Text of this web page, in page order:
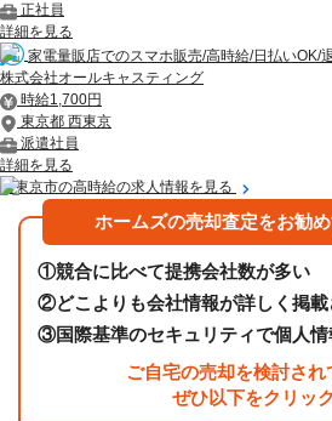
正社員
詳細を見る
家電量販店でのスマホ販売/高時給/日払いOK/
株式会社オールキャスティング
時給1,700円
東京都 西東京
派遣社員
詳細を見る
西東京市の高時給の求人情報を見る
ホームズの売却査定をお勧
①競合に比べて提携会社数が多い
②どこよりも会社情報が詳しく掲
③国際基準のセキュリティで個人
ご自宅の売却を検討され
ぜひ以下をクリッ